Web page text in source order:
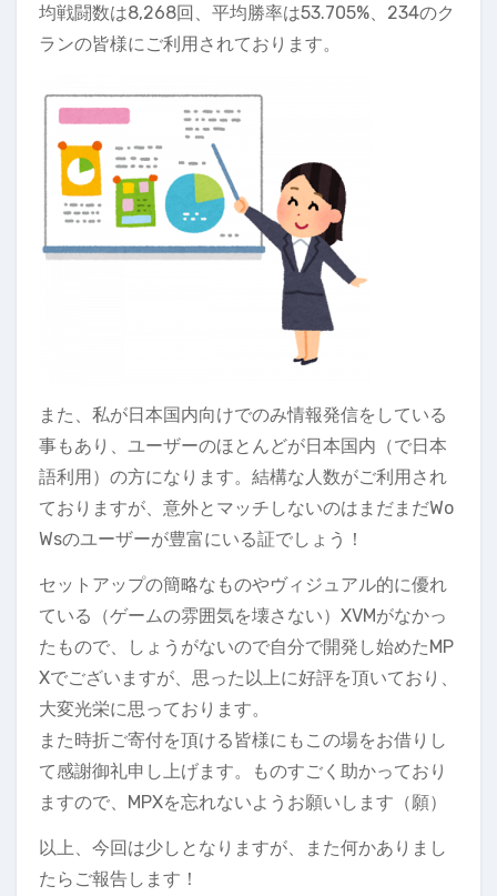
均戦闘数は8,268回、平均勝率は53.705%、234のク
ランの皆様にご利用されております。
また、私が日本国内向けでのみ情報発信をしている
事もあり、ユーザーのほとんどが日本国内（で日本
語利用）の方になります。結構な人数がご利用され
ておりますが、意外とマッチしないのはまだまだWo
Wsのユーザーが豊富にいる証でしょう！
セットアップの簡略なものやヴィジュアル的に優れ
ている（ゲームの雰囲気を壊さない）XVMがなかっ
たもので、しょうがないので自分で開発し始めたMP
Xでございますが、思った以上に好評を頂いており、
大変光栄に思っております。
また時折ご寄付を頂ける皆様にもこの場をお借りし
て感謝御礼申し上げます。ものすごく助かっており
ますので、MPXを忘れないようお願いします（願）
以上、今回は少しとなりますが、また何かありまし
たらご報告します！